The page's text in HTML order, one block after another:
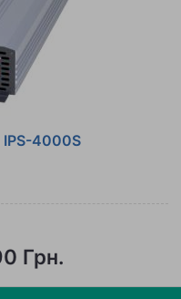
IPS-4000S
Грн.